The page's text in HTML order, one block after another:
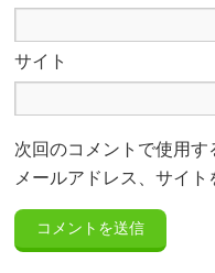
サイト
次回のコメントで使用す
メールアドレス、サイト